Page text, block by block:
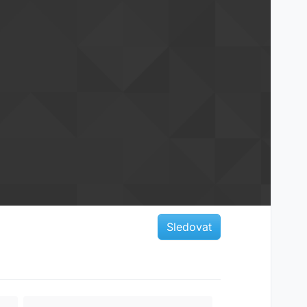
Sledovat